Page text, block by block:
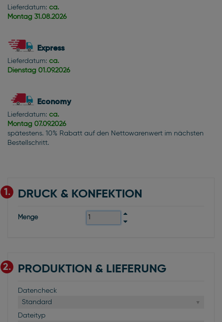
Lieferdatum: ca.
Montag 31.08.2026
Express
Lieferdatum: ca.
Dienstag 01.09.2026
Economy
Lieferdatum: ca.
Montag 07.09.2026
spätestens. 10% Rabatt auf den Nettowarenwert im nächsten
Bestellschritt.
1. DRUCK & KONFEKTION
Menge
2. PRODUKTION & LIEFERUNG
Datencheck
Standard
Dateityp